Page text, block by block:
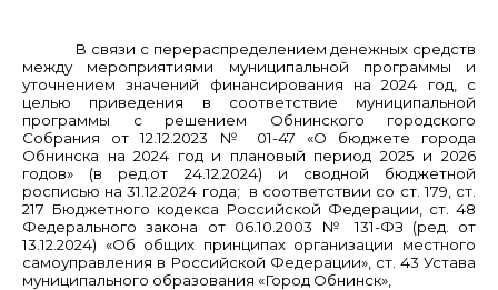
В связи с перераспределением денежных средств
между мероприятиями муниципальной программы и
уточнением значений финансирования на 2024 год, с
целью приведения в соответствие муниципальной
программы с решением Обнинского городского
Собрания от 12.12.2023 № 01-47 «О бюджете города
Обнинска на 2024 год и плановый период 2025 и 2026
годов» (в ред.от 24.12.2024) и сводной бюджетной
росписью на 31.12.2024 года; в соответствии со ст. 179, ст.
217 Бюджетного кодекса Российской Федерации, ст. 48
Федерального закона от 06.10.2003 № 131-ФЗ (ред. от
13.12.2024) «Об общих принципах организации местного
самоуправления в Российской Федерации», ст. 43 Устава
муниципального образования «Город Обнинск»,